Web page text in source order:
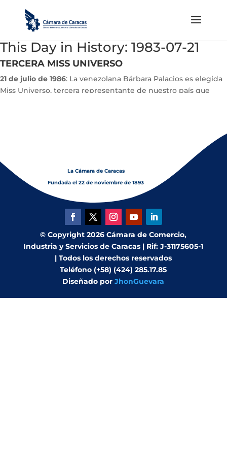
This Day in History: 1983-07-21
TERCERA MISS UNIVERSO
21 de julio de 1986: La venezolana Bárbara Palacios es elegida
Miss Universo, tercera representante de nuestro país que
La Cámara de Caracas
Fundada el 22 de noviembre de 1893
© Copyright 2026 Cámara de Comercio,
Industria y Servicios de Caracas | Rif: J-31175605-1
| Todos los derechos reservados
Teléfono (+58) (424) 285.17.85
Diseñado porJhonGuevara